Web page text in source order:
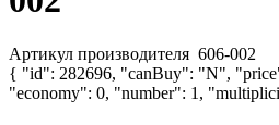
Артикул производителя 606-002
{ "id": 282696, "canBuy": "N",
"economy": 0, "number": 1,